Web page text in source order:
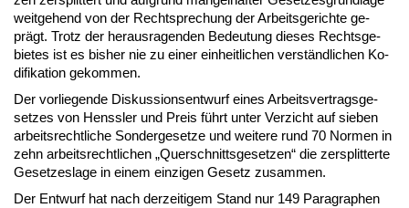
weit­ge­hend von der Recht­spre­chung der Ar­beits­ge­rich­te ge­
prägt. Trotz der her­aus­ra­gen­den Be­deu­tung die­ses Rechts­ge­
bie­tes ist es bis­her nie zu ei­ner ein­heit­li­chen ver­ständ­li­chen Ko­
di­fi­ka­ti­on ge­kom­men.
Der vor­lie­gen­de Dis­kus­si­ons­ent­wurf ei­nes Ar­beits­ver­trags­ge­
set­zes von Hens­s­ler und Preis führt un­ter Ver­zicht auf sie­ben
ar­beits­recht­li­che Son­der­ge­set­ze und wei­te­re rund 70 Nor­men in
zehn ar­beits­recht­li­chen „Quer­schnitts­ge­set­zen“ die zer­split­ter­te
Ge­set­zes­la­ge in ei­nem ein­zi­gen Ge­setz zu­sam­men.
Der Ent­wurf hat nach der­zei­ti­gem Stand nur 149 Pa­ra­gra­phen